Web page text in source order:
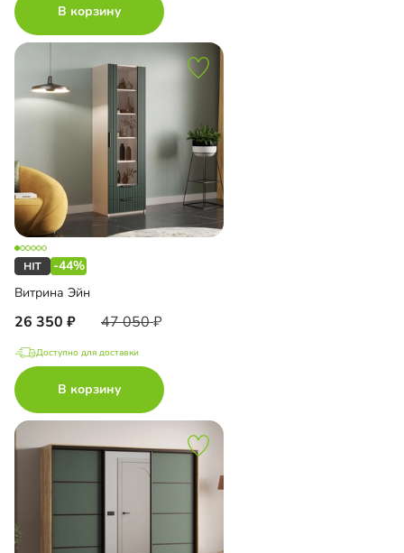
В корзину
-44%
Витрина Эйн
26 350 47 050
Доступно для доставки
В корзину